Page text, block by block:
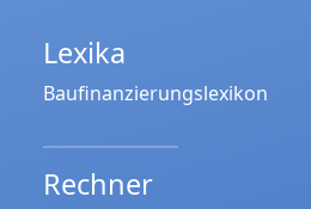
Lexika
Baufinanzierungslexikon
Rechner